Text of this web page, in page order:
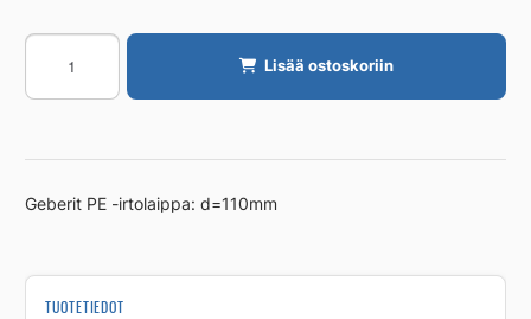
Irtolaippa
Geberit
PE
määrä
Lisää ostoskoriin
Geberit PE -irtolaippa: d=110mm
TUOTETIEDOT